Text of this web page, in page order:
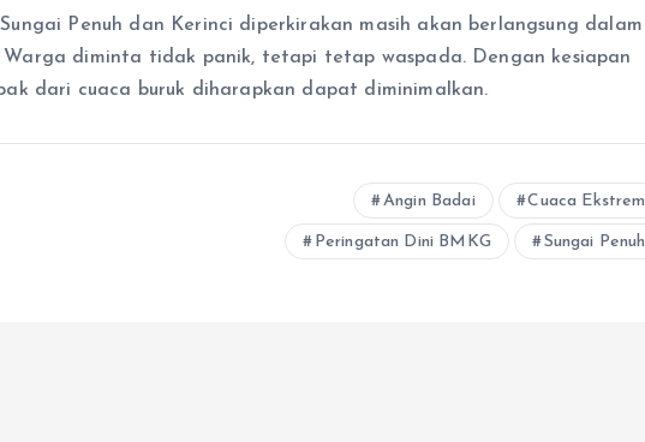
Penuh dan Kerinci diperkirakan masih akan berlangsung dalam
Warga diminta tidak panik, tetapi tetap waspada. Dengan kesiapan
dari cuaca buruk diharapkan dapat diminimalkan.
Angin Badai Cuaca Ekstrem
Peringatan Dini BMKG Sungai Penuh